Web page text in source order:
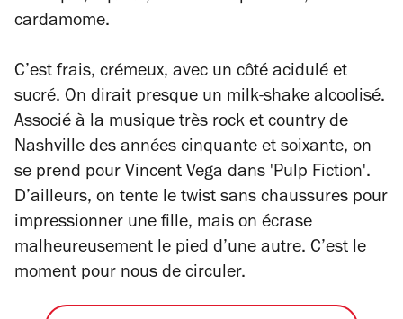
cardamome.
C’est frais, crémeux, avec un côté acidulé et
sucré. On dirait presque un milk-shake alcoolisé.
Associé à la musique très rock et country de
Nashville des années cinquante et soixante, on
se prend pour Vincent Vega dans 'Pulp Fiction'.
D’ailleurs, on tente le twist sans chaussures pour
impressionner une fille, mais on écrase
malheureusement le pied d’une autre. C’est le
moment pour nous de circuler.